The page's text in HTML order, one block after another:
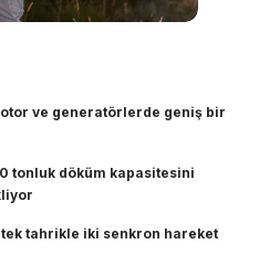
ve generatörlerde geniş bir
tonluk döküm kapasitesini
tek tahrikle iki senkron hareket